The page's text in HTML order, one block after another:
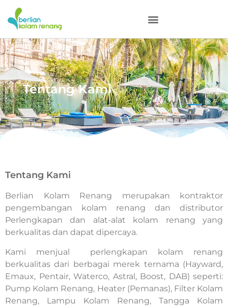
Tentang Kami
Tentang Kami
Berlian Kolam Renang merupakan kontraktor
pengembangan kolam renang dan distributor
Perlengkapan dan alat-alat kolam renang yang
berkualitas dan dapat dipercaya.
Kami menjual perlengkapan kolam renang
berkualitas dari berbagai merek ternama (Hayward,
Emaux, Pentair, Waterco, Astral, Boost, DAB) seperti:
Pump Kolam Renang, Heater (Pemanas), Filter Kolam
Renang, Lampu Kolam Renang, Tangga Kolam